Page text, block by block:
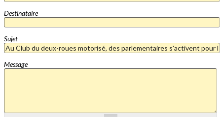
Destinataire
Sujet
Message